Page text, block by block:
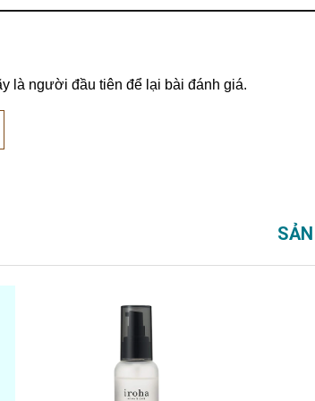
là người đầu tiên để lại bài đánh giá.